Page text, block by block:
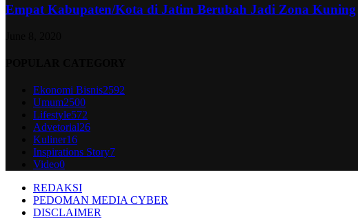
Empat Kabupaten/Kota di Jatim Berubah Jadi Zona Kuning
Ekonomi Bisnis2592
Umum2500
Lifestyle572
Advetorial26
Kuliner16
Inspirations Story7
Video0
REDAKSI
PEDOMAN MEDIA CYBER
DISCLAIMER